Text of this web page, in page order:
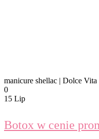
manicure shellac | Dolce Vita
0
15 Lip
Botox w cenie